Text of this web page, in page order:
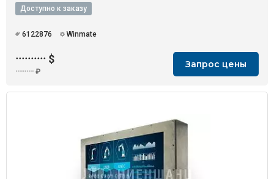
Доступно к заказу
6122876 Winmate
·········· $
·········· ₽
Запрос цены